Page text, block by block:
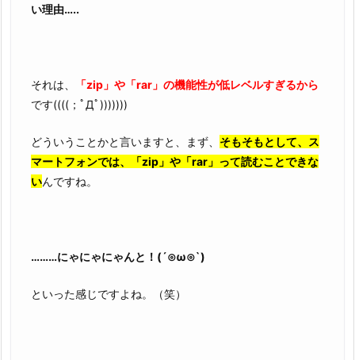
い理由…..
それは、
「zip」や「rar」の機能性が低レベルすぎるから
です((((；ﾟДﾟ)))))))
どういうことかと言いますと、まず、 そもそもとして、ス
マートフォンでは、「zip」や「rar」って読むことできな
いんですね。
………にゃにゃにゃんと！(´⊙ω⊙`)
といった感じですよね。（笑）